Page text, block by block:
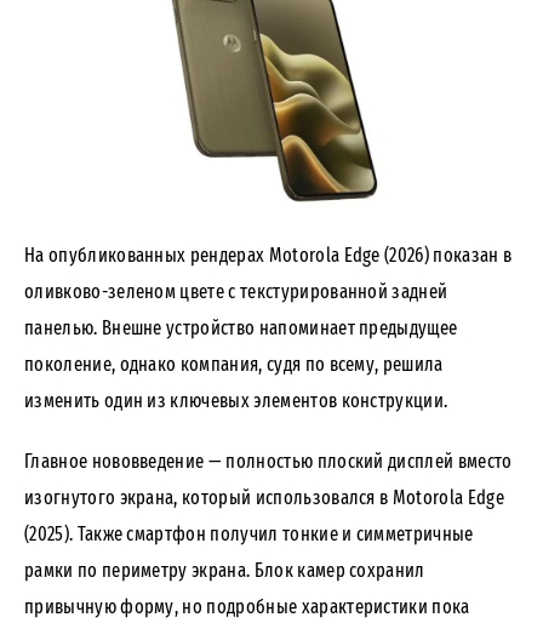
На опубликованных рендерах Motorola Edge (2026) показан в
оливково-зеленом цвете с текстурированной задней
панелью. Внешне устройство напоминает предыдущее
поколение, однако компания, судя по всему, решила
изменить один из ключевых элементов конструкции.
Главное нововведение — полностью плоский дисплей вместо
изогнутого экрана, который использовался в Motorola Edge
(2025). Также смартфон получил тонкие и симметричные
рамки по периметру экрана. Блок камер сохранил
привычную форму, но подробные характеристики пока